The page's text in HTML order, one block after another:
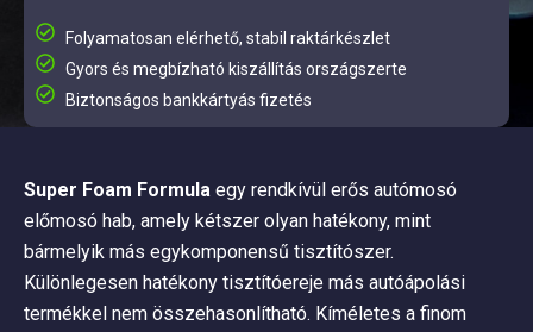
Folyamatosan elérhető, stabil raktárkészlet
Gyors és megbízható kiszállítás országszerte
Biztonságos bankkártyás fizetés
Super Foam Formula egy rendkívül erős autómosó
előmosó hab, amely kétszer olyan hatékony, mint
bármelyik más egykomponensű tisztítószer.
Különlegesen hatékony tisztítóereje más autóápolási
termékkel nem összehasonlítható. Kíméletes a finom